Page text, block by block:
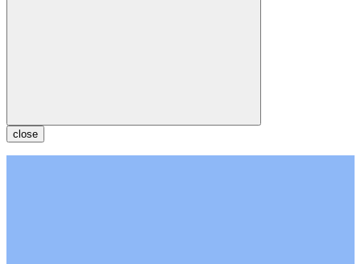
close